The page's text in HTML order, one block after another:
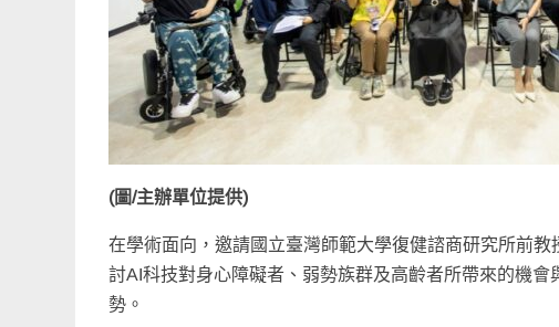
(圖/主辦單位提供)
在學術面向，邀請國立臺灣師範大學復健諮商研究所前
討AI科技對身心障礙者、弱勢族群及高齡者所帶來的機
勢。